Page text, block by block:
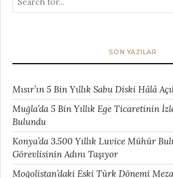
SON YAZILAR
Mısır’ın 5 Bin Yıllık Sabu Diski Hâlâ
Muğla’da 5 Bin Yıllık Ege Ticaretinin
Bulundu
Konya’da 3.500 Yıllık Luvice Mühür
Görevlisinin Adını Taşıyor
Moğolistan’daki Eski Türk Dönemi